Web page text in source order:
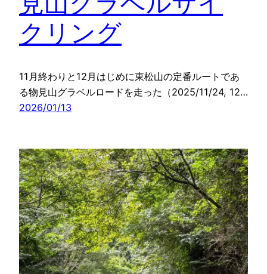
クリング
11月終わりと12月はじめに東松山の定番ルートであ
る物見山グラベルロードを走った（2025/11/24, 12…
2026/01/13